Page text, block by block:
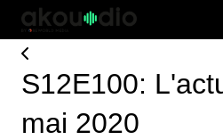
S12E100:
mai 2020